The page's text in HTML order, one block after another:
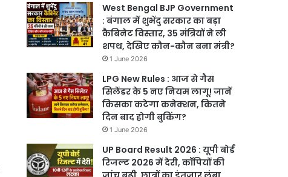
West Bengal BJP Government
: बंगाल में शुभेंदु सरकार का बड़ा
कैबिनेट विस्तार, 35 मंत्रियों ने ली
शपथ, देखिए कौन-कौन बना मंत्री?
1 June 2026
LPG New Rules : आज से गैस
सिलेंडर के 5 नए नियम लागू! जानें
किसका कटेगा कनेक्शन, कितने
दिन बाद होगी बुकिंग?
1 June 2026
UP Board Result 2026 : यूपी बोर्ड
रिजल्ट 2026 में देरी, कॉपियों की